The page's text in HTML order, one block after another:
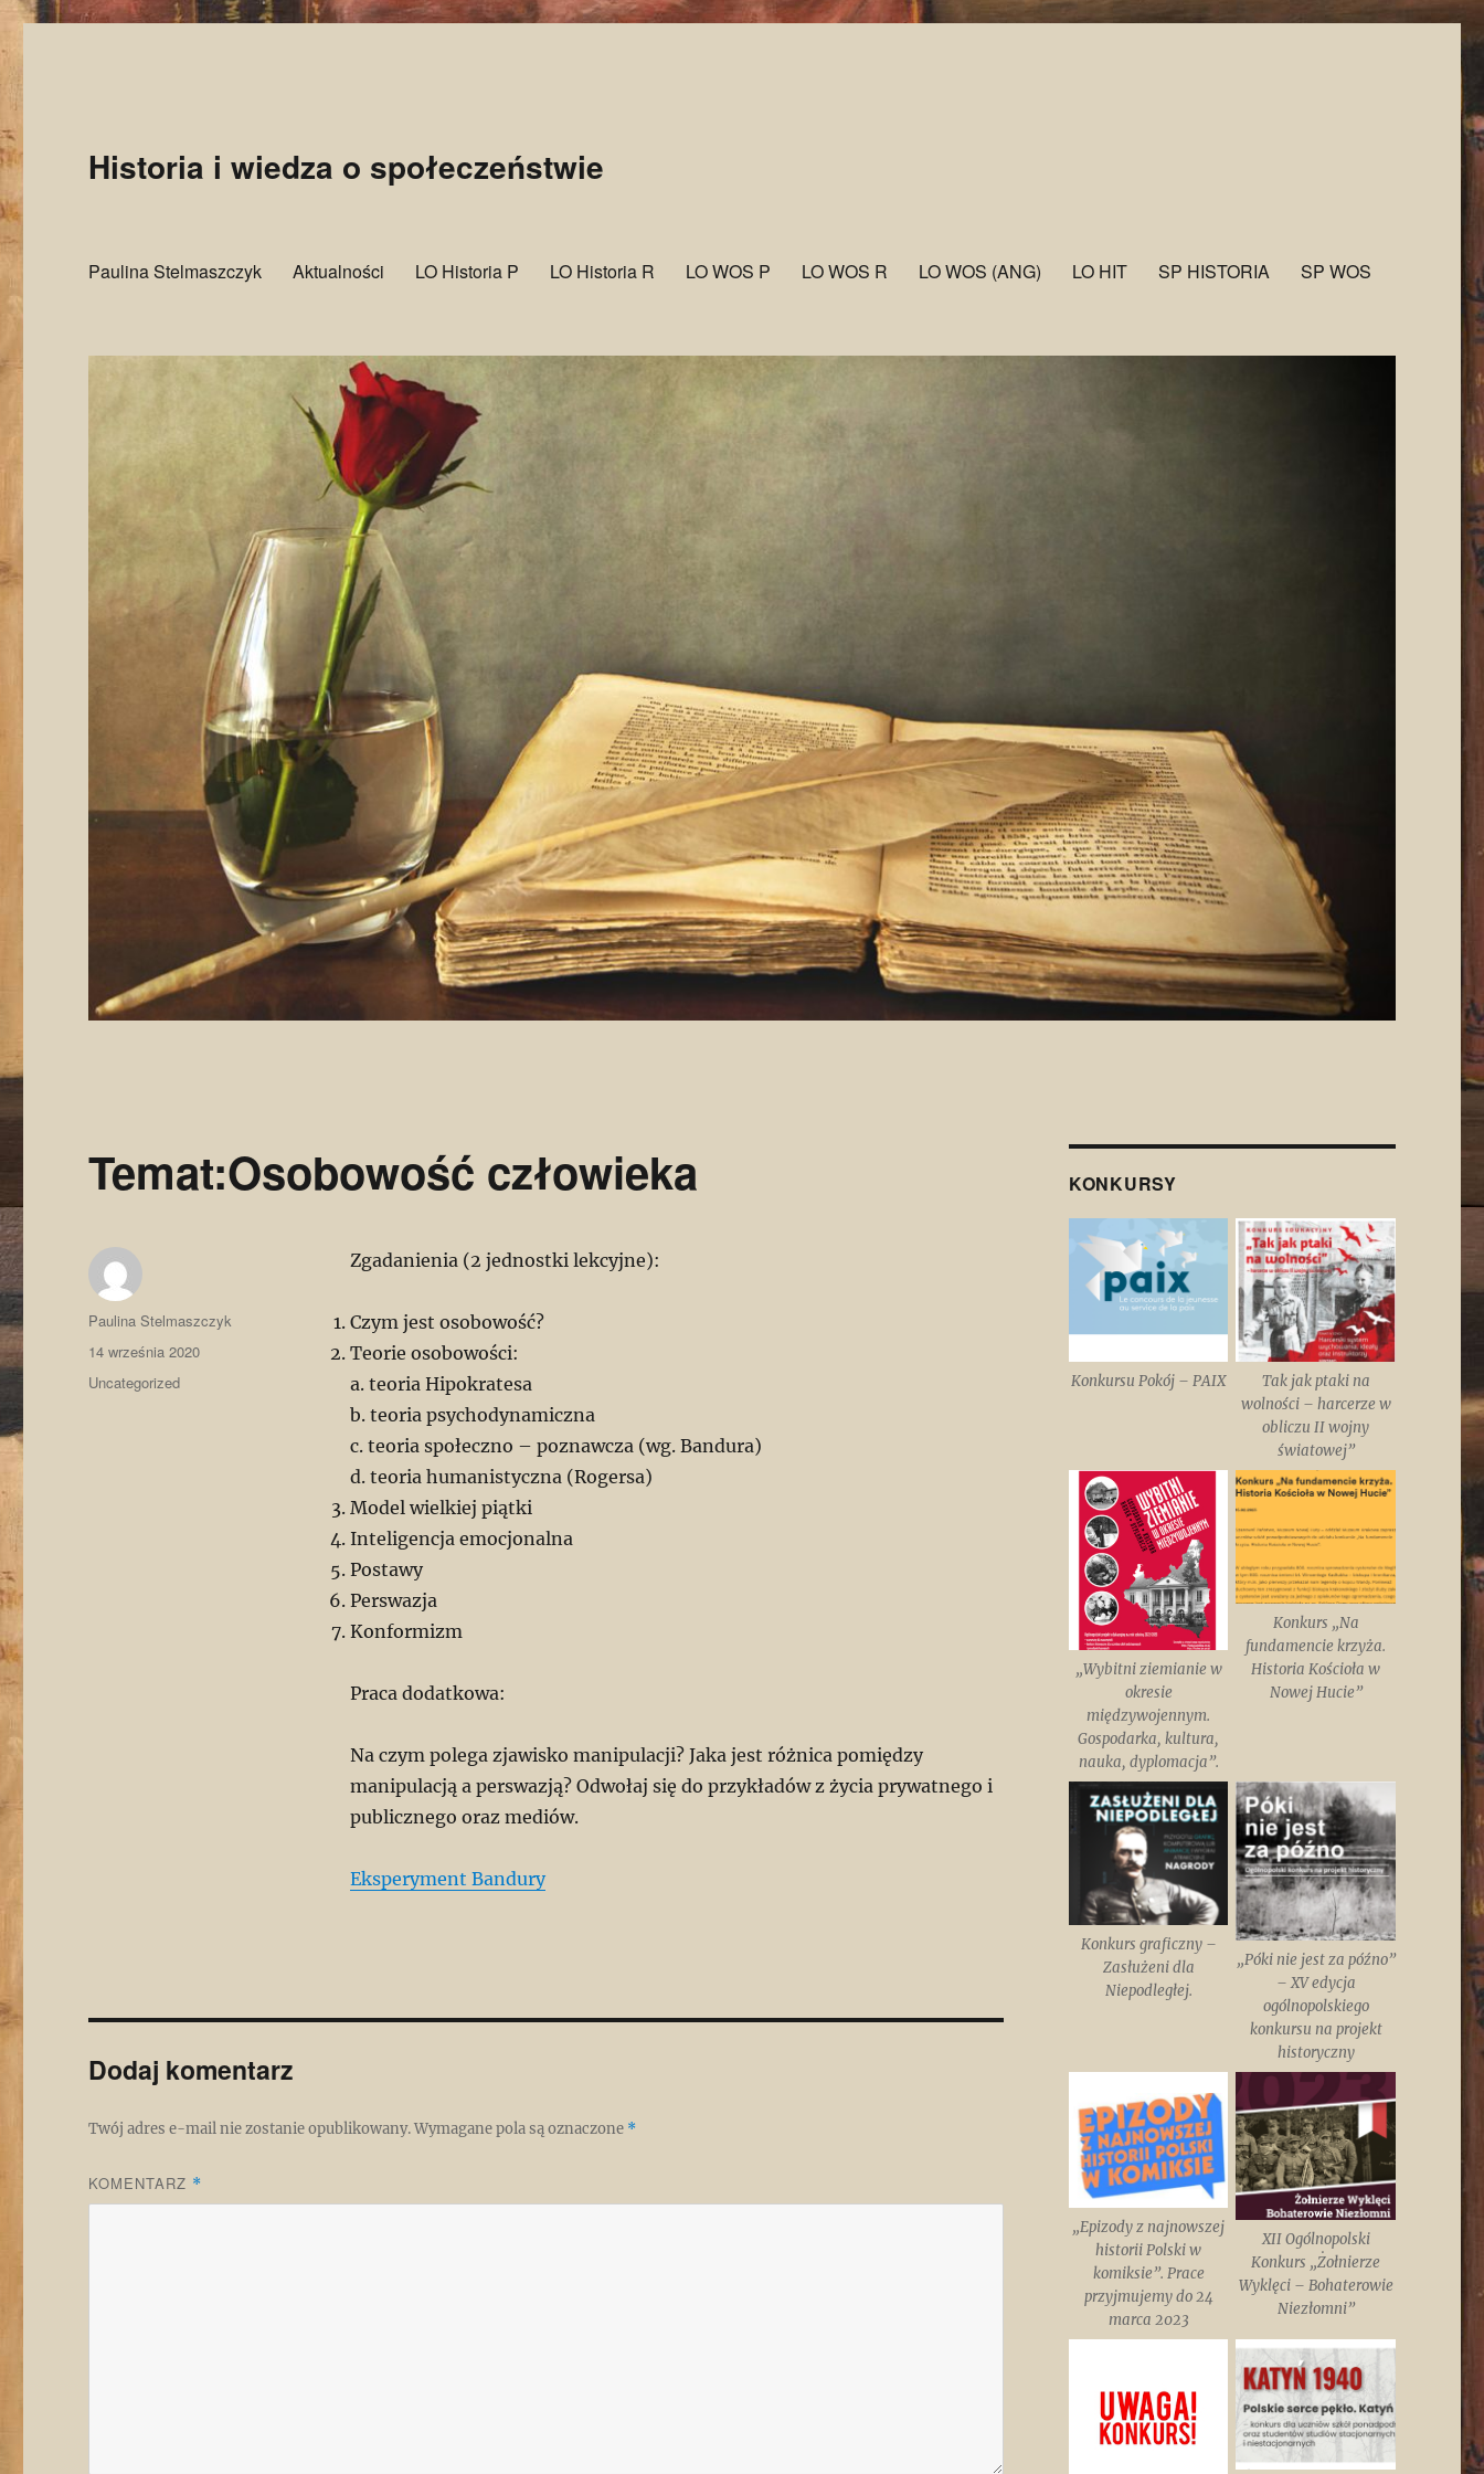
Historia i wiedza o społeczeństwie
Paulina Stelmaszczyk Aktualności LO Historia P LO Historia R LO WOS P LO WOS R LO WOS (ANG) LO HIT SP HISTORIA SP WOS
Temat:Osobowość człowieka
Zgadanienia (2 jednostki lekcyjne):
Czym jest osobowość?
Teorie osobowości:
a. teoria Hipokratesa
b. teoria psychodynamiczna
c. teoria społeczno – poznawcza (wg. Bandura)
d. teoria humanistyczna (Rogersa)
Model wielkiej piątki
Inteligencja emocjonalna
Postawy
Perswazja
Konformizm
Praca dodatkowa:
Na czym polega zjawisko manipulacji? Jaka jest różnica pomiędzy
manipulacją a perswazją? Odwołaj się do przykładów z życia prywatnego i
publicznego oraz mediów.
Eksperyment Bandury
Autor
Paulina Stelmaszczyk
Data
publikacji
14 września 2020
Kategorie
Uncategorized
Dodaj komentarz
Twój adres e-mail nie zostanie opublikowany.Wymagane pola są oznaczone *
KOMENTARZ *
KONKURSY
Konkursu Pokój – PAIX
Tak jak ptaki na
wolności – harcerze w
obliczu II wojny
światowej”
„Wybitni ziemianie w
okresie
międzywojennym.
Gospodarka, kultura,
nauka, dyplomacja”.
Konkurs „Na
fundamencie krzyża.
Historia Kościoła w
Nowej Hucie”
Konkurs graficzny –
Zasłużeni dla
Niepodległej.
„Póki nie jest za późno”
– XV edycja
ogólnopolskiego
konkursu na projekt
historyczny
„Epizody z najnowszej
historii Polski w
komiksie”. Prace
przyjmujemy do 24
marca 2023
XII Ogólnopolski
Konkurs „Żołnierze
Wyklęci – Bohaterowie
Niezłomni”